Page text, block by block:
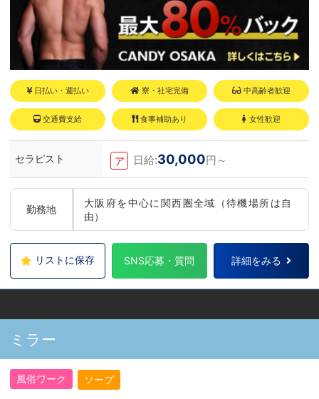
日払い・週払い 寮・社宅完備 中高齢者歓迎
交通費支給 食事補助あり 女性歓迎
セラピスト ア 日給:30,000円～
勤務地
大阪府を中心に関西圏全域（待機場所は自
由）
リストに保存 SNS応募・質問 詳細をみる
ミラー
風俗ワーク ソープ